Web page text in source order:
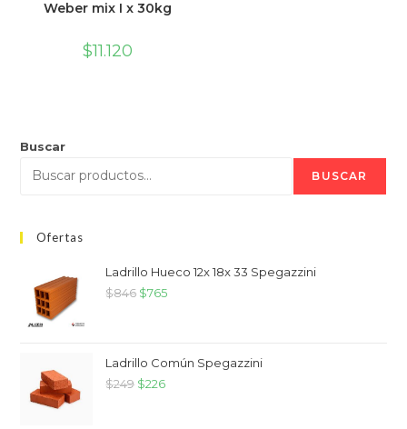
Weber mix I x 30kg
$11.120
Buscar
BUSCAR
Ofertas
Ladrillo Hueco 12x 18x 33 Spegazzini
$846 $765
Ladrillo Común Spegazzini
$249 $226